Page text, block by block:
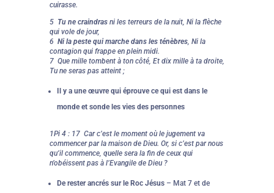
cuirasse.
5 Tu ne craindrasni les terreurs de la nuit, Ni la flèche
qui vole de jour,
6 Ni la peste qui marche dans les ténèbres, Ni la
contagion qui frappe en plein midi.
7 Que mille tombent à ton côté, Et dix mille à ta droite,
Tu ne seras pas atteint ;
Il y a une œuvre qui éprouve ce qui est dans le
monde et sonde les vies des personnes
1Pi 4 : 17 Car c’est le moment où le jugement va
commencer par la maison de Dieu. Or, si c’est par nous
qu’il commence, quelle sera la fin de ceux qui
n’obéissent pas à l’Evangile de Dieu ?
De rester ancrés sur le Roc Jésus– Mat 7 et de